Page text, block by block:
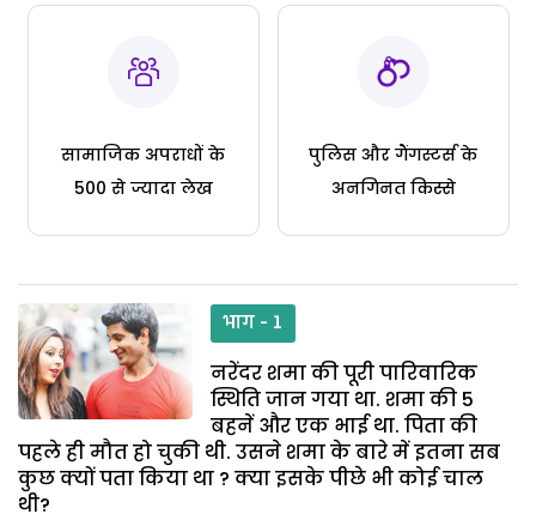
सामाजिक अपराधों के
500 से ज्यादा लेख
पुलिस और गैंगस्टर्स के
अनगिनत किस्से
भाग - 1
नरेंदर शमा की पूरी पारिवारिक
स्थिति जान गया था. शमा की 5
बहनें और एक भाई था. पिता की
पहले ही मौत हो चुकी थी. उसने शमा के बारे में इतना सब
कुछ क्यों पता किया था ? क्या इसके पीछे भी कोई चाल
थी?